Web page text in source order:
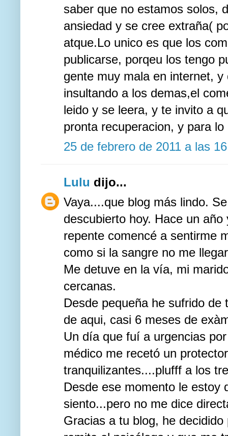
saber que no estamos solos,
ansiedad y se cree extraña(
atque.Lo unico es que los
publicarse, porqeu los tengo
gente muy mala en internet,
insultando a los demas,el
leido y se leera, y te invito a
pronta recuperacion, y para
25 de febrero de 2011 a las
Lulu dijo...
Vaya....que blog más lindo.
descubierto hoy. Hace un
repente comencé a sentirme
como si la sangre no me
Me detuve en la vía, mi
cercanas.
Desde pequeña he sufrido
de aqui, casi 6 meses de
Un día que fuí a urgencias
médico me recetó un
tranquilizantes....plufff a los
Desde ese momento le estoy
siento...pero no me dice
Gracias a tu blog, he